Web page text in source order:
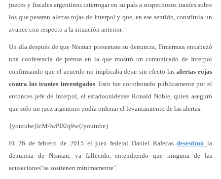
jueces y fiscales argentinos interrogar en su país a sospechosos iraníes sobre
los que pesaran alertas rojas de Interpol y que, en ese sentido, constituía un
avance con respecto a la situación anterior.
Un día después de que Nisman presentara su denuncia, Timerman encabezó
una conferencia de prensa en la que mostró un comunicado de Interpol
confirmando que el acuerdo no implicaba dejar sin efecto lasalertas rojas
contra los iraníes investigados. Esto fue corroborado públicamente por el
entonces jefe de Interpol, el estadounidense Ronald Noble, quien aseguró
que solo un juez argentino podía ordenar el levantamiento de las alertas.
{youtube}lcM4wPD2q9w{/youtube}
El 26 de febrero de 2015 el juez federal Daniel Rafecasdesestimó la
denuncia de Nisman, ya fallecido, entendiendo que ninguna de las
acusaciones"se sostienen mínimamente".